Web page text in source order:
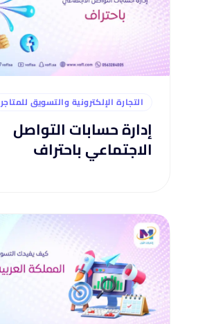
التجارة الإلكترونية والتسويق للمتاجر
إدارة حسابات التواصل
الاجتماعي باحتراف